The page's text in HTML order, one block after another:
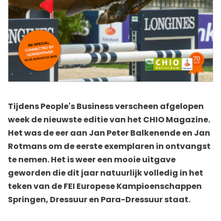
Tijdens People's Business verscheen afgelopen
week de nieuwste editie van het CHIO Magazine.
Het was de eer aan Jan Peter Balkenende en Jan
Rotmans om de eerste exemplaren in ontvangst
te nemen. Het is weer een mooie uitgave
geworden die dit jaar natuurlijk volledig in het
teken van de FEI Europese Kampioenschappen
Springen, Dressuur en Para-Dressuur staat.